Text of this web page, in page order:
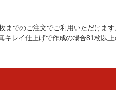
でのご注文でご利用いただけます
レイ仕上げで作成の場合81枚以上